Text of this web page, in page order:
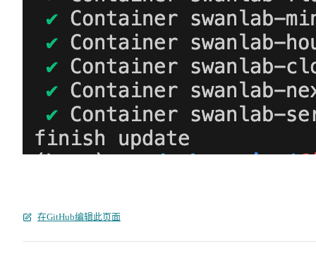
在GitHub编辑此页面